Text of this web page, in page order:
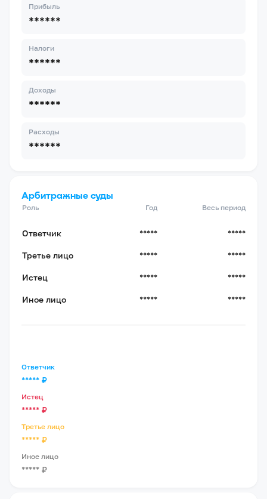
Прибыль
******
Налоги
******
Доходы
******
Расходы
******
Арбитражные суды
Роль Год Весь период
Ответчик ***** *****
Третье лицо ***** *****
Истец ***** *****
Иное лицо ***** *****
Ответчик
***** ₽
Истец
***** ₽
Третье лицо
***** ₽
Иное лицо
***** ₽